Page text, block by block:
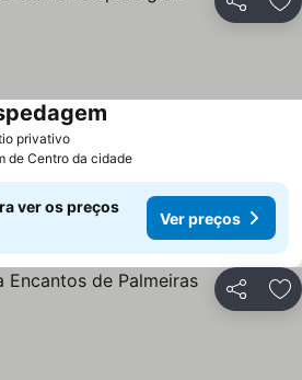
Partilhar
privativo
de Centro da cidade
ver os preços
Ver preços
Partilhar